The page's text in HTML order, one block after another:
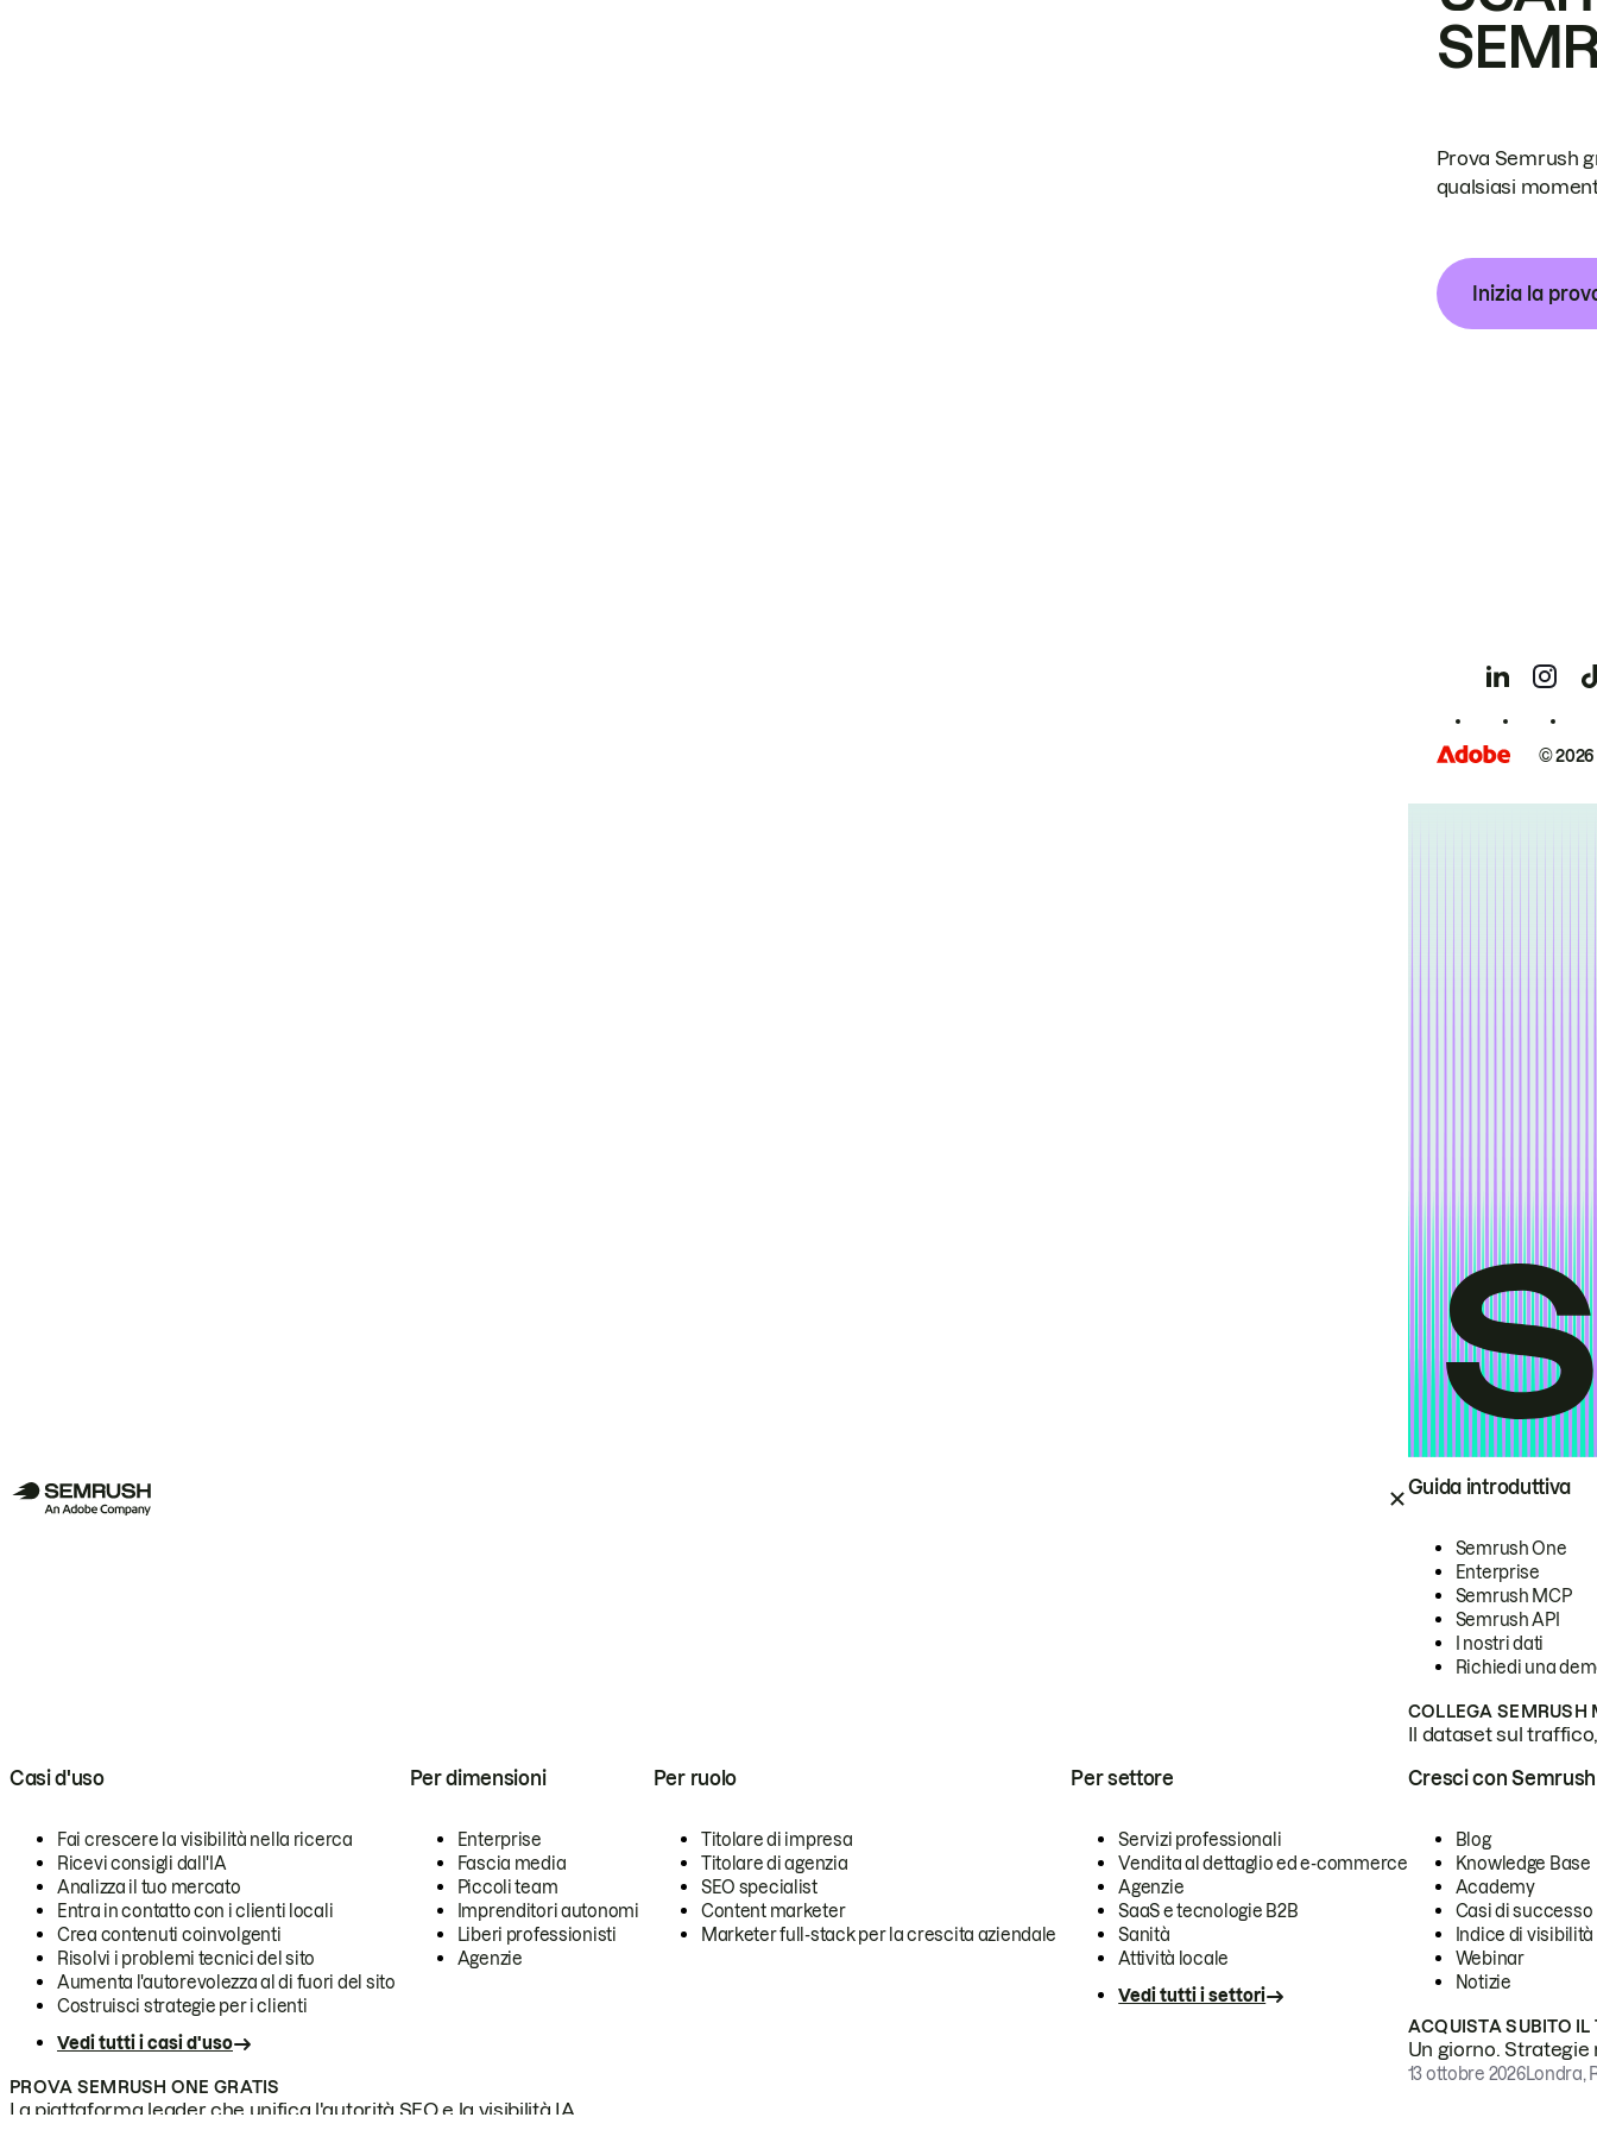
Guida introduttiva
Semrush One
Enterprise
Semrush MCP
Semrush API
I nostri dati
Richiedi una
COLLEGA SEMRUSH
Il dataset sul
Casi d'uso
Fai crescere la visibilità nella ricerca
Ricevi consigli dall'IA
Analizza il tuo mercato
Entra in contatto con i clienti locali
Crea contenuti coinvolgenti
Risolvi i problemi tecnici del sito
Aumenta l'autorevolezza al di fuori del sito
Costruisci strategie per i clienti
Vedi tutti i casi d'uso
Per dimensioni
Enterprise
Fascia media
Piccoli team
Imprenditori autonomi
Liberi professionisti
Agenzie
Per ruolo
Titolare di impresa
Titolare di agenzia
SEO specialist
Content marketer
Marketer full-stack per la crescita aziendale
Per settore
Servizi professionali
Vendita al dettaglio ed e-commerce
Agenzie
SaaS e tecnologie B2B
Sanità
Attività locale
Vedi tutti i settori
PROVA SEMRUSH ONE GRATIS
La piattaforma leader che unifica l'autorità SEO e la visibilità IA.
Cresci con Semrush
Blog
Knowledge Base
Academy
Casi di successo
Indice di visibilità
Webinar
Notizie
ACQUISTA SUBITO IL
Un giorno.
13 ottobre 2026Londra,
Prova Semrush
qualsiasi
Inizia la
©